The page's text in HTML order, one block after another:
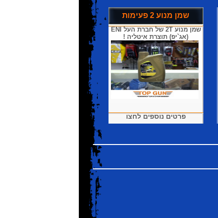
שמן מנוע 2 פעימות
שמן מנוע 2T של חברת העל ENI
(אג`יפ) תוצרת איטליה !
פרטים נוספים לחצו